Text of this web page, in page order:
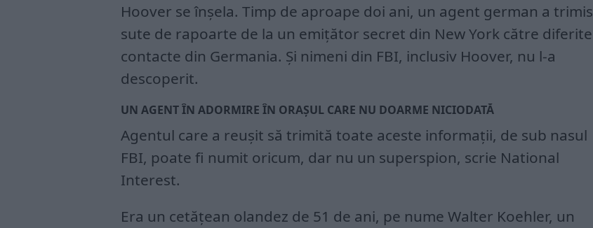
Hoover se înșela. Timp de aproape doi ani, un agent german a trimis
sute de rapoarte de la un emițător secret din New York către diferite
contacte din Germania. Și nimeni din FBI, inclusiv Hoover, nu l-a
descoperit.
UN AGENT ÎN ADORMIRE ÎN ORAȘUL CARE NU DOARME NICIODATĂ
Agentul care a reușit să trimită toate aceste informații, de sub nasul
FBI, poate fi numit oricum, dar nu un superspion, scrie National
Interest.
Era un cetățean olandez de 51 de ani, pe nume Walter Koehler, un